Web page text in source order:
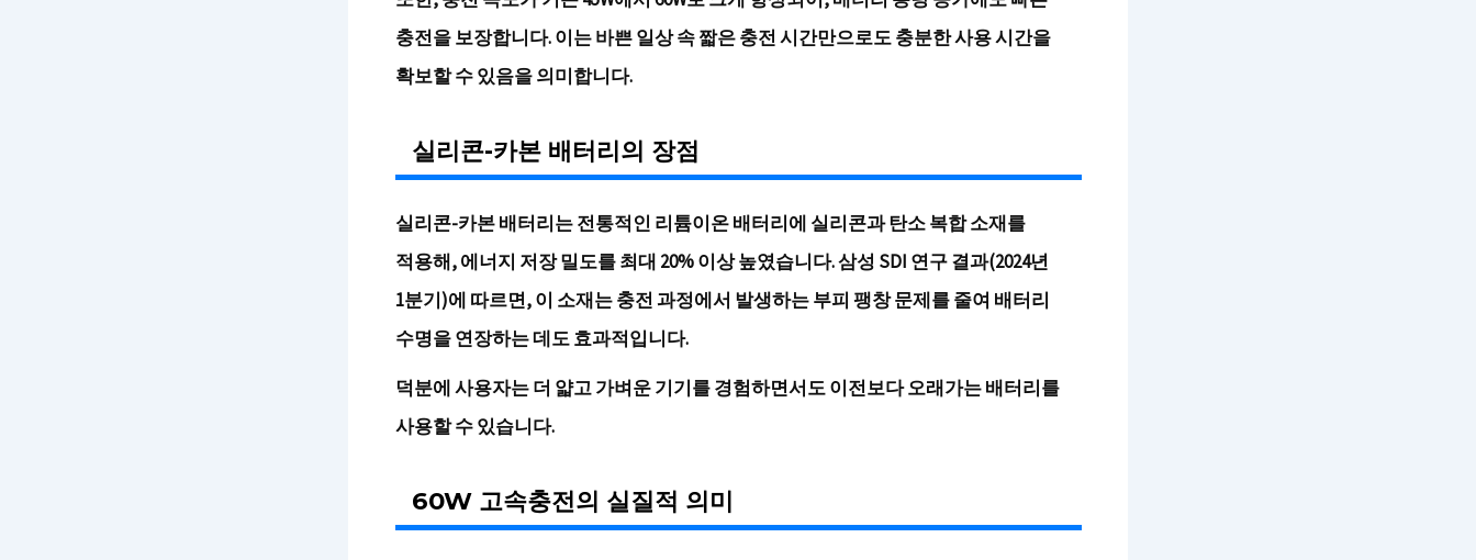
충전을 보장합니다. 이는 바쁜 일상 속 짧은 충전 시간만으로도 충분한 사용 시간을
확보할 수 있음을 의미합니다.
실리콘-카본 배터리의 장점
실리콘-카본 배터리는 전통적인 리튬이온 배터리에 실리콘과 탄소 복합 소재를
적용해, 에너지 저장 밀도를 최대 20% 이상 높였습니다.삼성 SDI 연구 결과(2024년
1분기)에 따르면, 이 소재는 충전 과정에서 발생하는 부피 팽창 문제를 줄여 배터리
수명을 연장하는 데도 효과적입니다.
덕분에 사용자는 더 얇고 가벼운 기기를 경험하면서도 이전보다 오래가는 배터리를
사용할 수 있습니다.
60W 고속충전의 실질적 의미